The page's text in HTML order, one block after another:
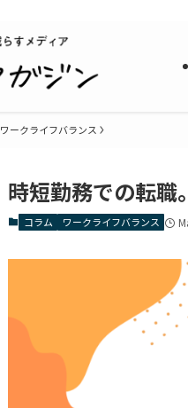
ワークライフバランス
時短勤務での転職
コラム ワークライフバランス